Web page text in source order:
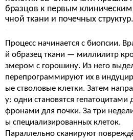
бразцов к первым
чной ткани и почечных структур.
Процесс начинается с биопсии.
й образец ткани — миллилитр
змером с горошину. Из него
перепрограммируют их в
ые стволовые клетки. Затем
у: одни становятся
фронами для почки. За три
ы специализированных клеток.
Параллельно сканируют